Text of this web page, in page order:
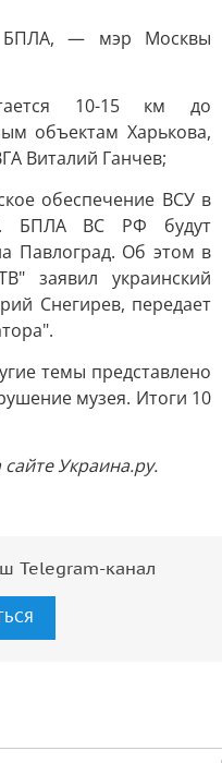
БПЛА, — мэр Москвы
10-15 км до
объектам Харькова,
Виталий Ганчев;
обеспечение ВСУ в
БПЛА ВС РФ будут
Павлоград. Об этом в
заявил украинский
Снегирев, передает
темы представлено
музея. Итоги 10
Украина.ру.
Telegram-канал